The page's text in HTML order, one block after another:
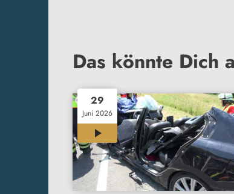
Das könnte Dich
29
Juni 2026
00:39